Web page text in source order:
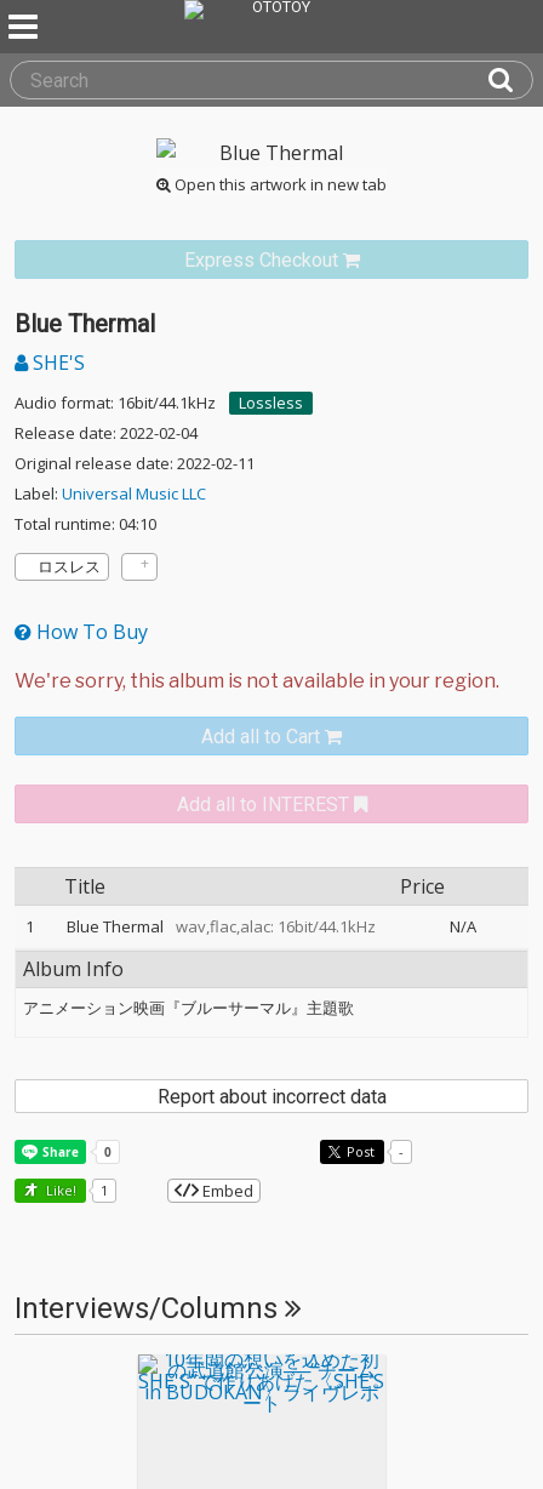
Open this artwork in new tab
Express Checkout
Blue Thermal
SHE'S
Audio format: 16bit/44.1kHz
Lossless
Release date: 2022-02-04
Original release date: 2022-02-11
Label: Universal Music LLC
Total runtime: 04:10
ロスレス
How To Buy
Add all to Cart
Add all to INTEREST
Title Price
1 Blue Thermal wav,flac,alac: 16bit/44.1kHz N/A
Album Info
アニメーション映画『ブルーサーマル』主題歌
Report about incorrect data
Post -
Like! 1 Embed
Interviews/Columns